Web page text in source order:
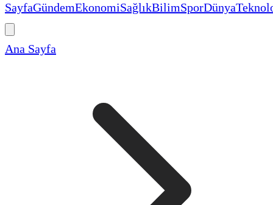
SayfaGündemEkonomiSağlıkBilimSporDünya
Ana Sayfa